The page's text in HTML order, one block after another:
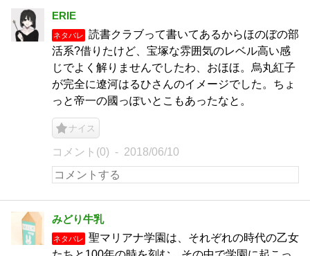
ERIE
ネタバレ
読書クラブって書いてあるからほのぼの部
活系?借りたけど、宝塚な雰囲気のレベル高い感
じでよく解りませんでしたわ、おほほ。烏丸紅子
が完全に遼河はるひさんのイメージでした。ちょ
っと帝一の國っぽいとこもあったなと。
ナイス
コメント(0) 2018/06/10
みどり牛乳
ネタバレ
聖マリアナ学園は、それぞれの時代の乙女